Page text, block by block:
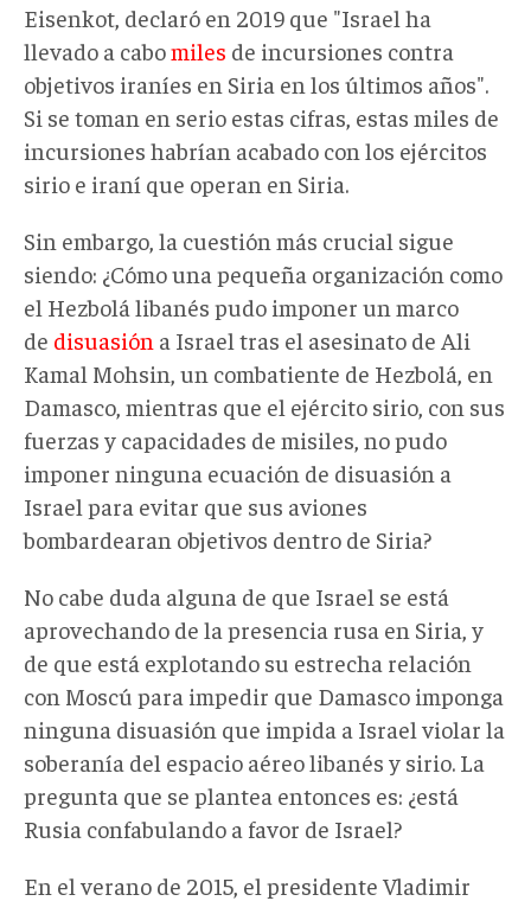
Eisenkot, declaró en 2019 que "Israel ha
llevado a cabomiles de incursiones contra
objetivos iraníes en Siria en los últimos años".
Si se toman en serio estas cifras, estas miles de
incursiones habrían acabado con los ejércitos
sirio e iraní que operan en Siria.
Sin embargo, la cuestión más crucial sigue
siendo: ¿Cómo una pequeña organización como
el Hezbolá libanés pudo imponer un marco
de disuasión a Israel tras el asesinato de Ali
Kamal Mohsin, un combatiente de Hezbolá, en
Damasco, mientras que el ejército sirio, con sus
fuerzas y capacidades de misiles, no pudo
imponer ninguna ecuación de disuasión a
Israel para evitar que sus aviones
bombardearan objetivos dentro de Siria?
No cabe duda alguna de que Israel se está
aprovechando de la presencia rusa en Siria, y
de que está explotando su estrecha relación
con Moscú para impedir que Damasco imponga
ninguna disuasión que impida a Israel violar la
soberanía del espacio aéreo libanés y sirio. La
pregunta que se plantea entonces es: ¿está
Rusia confabulando a favor de Israel?
En el verano de 2015, el presidente Vladimir